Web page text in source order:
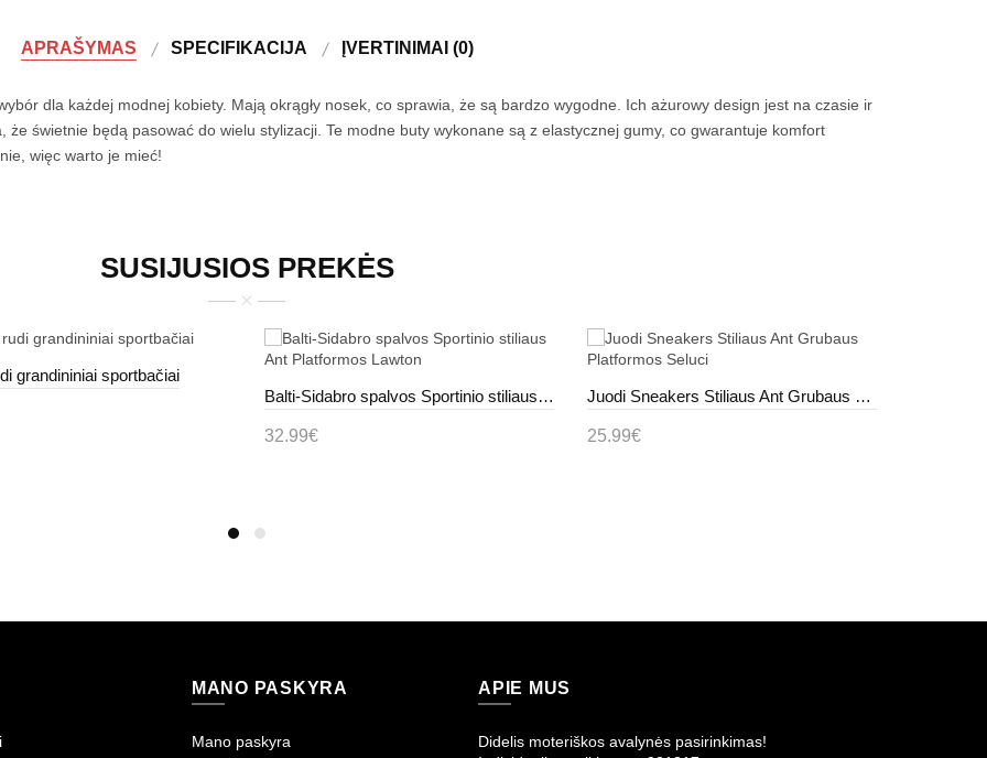
APRAŠYMAS SPECIFIKACIJA ĮVERTINIMAI (0)
dla każdej modnej kobiety. Mają okrągły nosek, co sprawia, że są bardzo wygodne. Ich ażurowy design jest na czasie ir
świetnie będą pasować do wielu stylizacji. Te modne buty wykonane są z elastycznej gumy, co gwarantuje komfort
więc warto je mieć!
SUSIJUSIOS PREKĖS
grandininiai sportbačiai
Balti-Sidabro spalvos Sportinio stiliaus Ant Platformos Lawton
32.99€
Juodi Sneakers Stiliaus Ant Grubaus Platformos Seluci
25.99€
MANO PASKYRA
Mano paskyra
APIE MUS
Didelis moteriškos avalynės pasirinkimas!